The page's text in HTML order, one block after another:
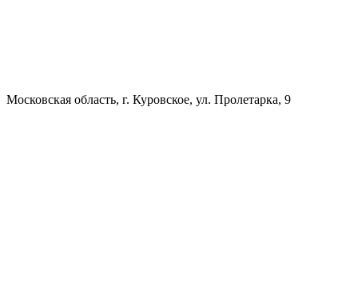
Московская область, г. Куровское, ул. Пролетарка, 9